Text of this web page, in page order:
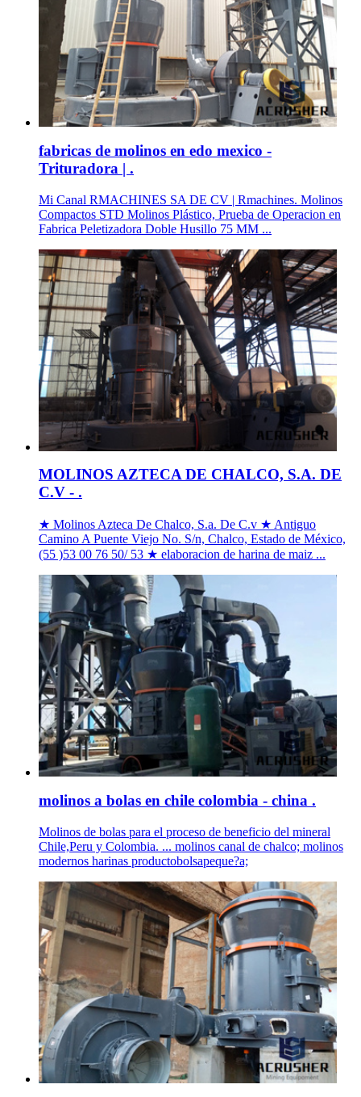
fabricas de molinos en edo mexico -
Trituradora | .
Mi Canal RMACHINES SA DE CV | Rmachines. Molinos
Compactos STD Molinos Plástico, Prueba de Operacion en
Fabrica Peletizadora Doble Husillo 75 MM ...
MOLINOS AZTECA DE CHALCO, S.A. DE
C.V - .
★ Molinos Azteca De Chalco, S.a. De C.v ★ Antiguo
Camino A Puente Viejo No. S/n, Chalco, Estado de México,
(55 )53 00 76 50/ 53 ★ elaboracion de harina de maiz ...
molinos a bolas en chile colombia - china .
Molinos de bolas para el proceso de beneficio del mineral
Chile,Peru y Colombia. ... molinos canal de chalco; molinos
modernos harinas productobolsapeque?a;